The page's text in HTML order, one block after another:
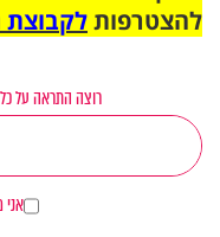
להצטרפותלקבוצת
רוצה התראה על
אני